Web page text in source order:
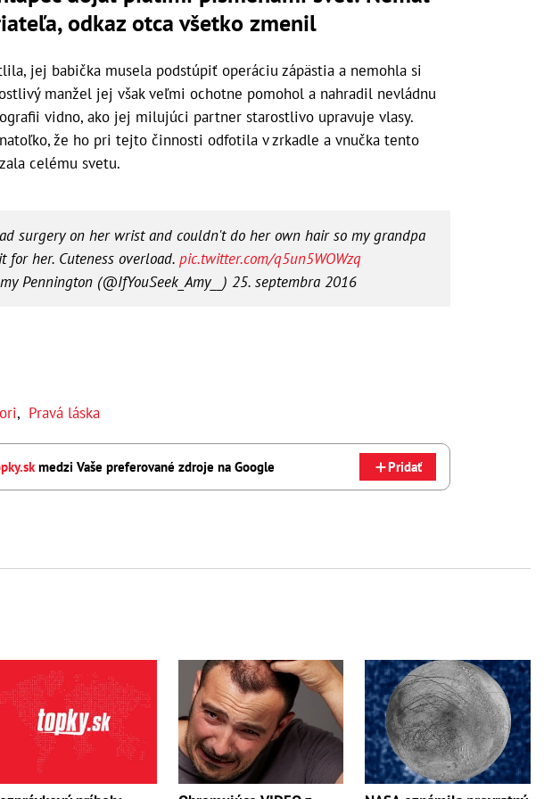
odkaz otca všetko zmenil
jej babička musela podstúpiť operáciu zápästia a nemohla si
manžel jej však veľmi ochotne pomohol a nahradil nevládnu
vidno, ako jej milujúci partner starostlivo upravuje vlasy.
že ho pri tejto činnosti odfotila v zrkadle a vnučka tento
celému svetu.
surgery on her wrist and couldn't do her own hair so my grandpa
for her. Cuteness overload. pic.twitter.com/q5un5WOWzq
Pennington (@IfYouSeek_Amy__) 25. septembra 2016
, Pravá láska
medzi Vaše preferované zdroje na Google Pridať